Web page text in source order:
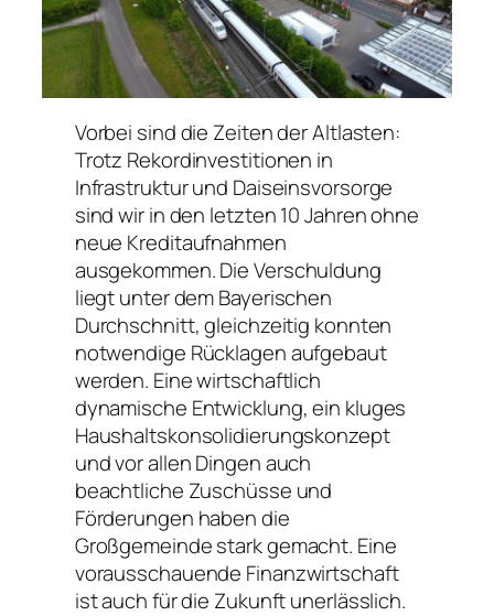
Vorbei sind die Zeiten der Altlasten:
Trotz Rekordinvestitionen in
Infrastruktur und Daiseinsvorsorge
sind wir in den letzten 10 Jahren ohne
neue Kreditaufnahmen
ausgekommen. Die Verschuldung
liegt unter dem Bayerischen
Durchschnitt, gleichzeitig konnten
notwendige Rücklagen aufgebaut
werden. Eine wirtschaftlich
dynamische Entwicklung, ein kluges
Haushaltskonsolidierungskonzept
und vor allen Dingen auch
beachtliche Zuschüsse und
Förderungen haben die
Großgemeinde stark gemacht. Eine
vorausschauende Finanzwirtschaft
ist auch für die Zukunft unerlässlich.